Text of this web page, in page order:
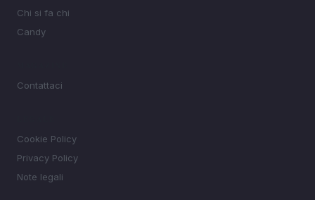
Chi si fa chi
Candy
Contattaci
Cookie Policy
Privacy Policy
Note legali